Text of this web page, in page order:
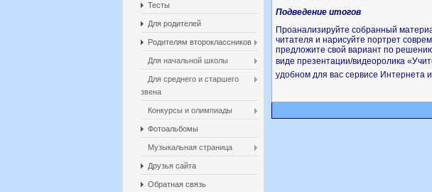
Тесты
Для родителей
Родителям второклассников
Для начальной школы
Для среднего и старшего
звена
Конкурсы и олимпиады
Фотоальбомы
Музыкальная страница
Друзья сайта
Обратная связь
Подведение итогов
Проанализируйте собранный
читателя и нарисуйте портрет
предложите свой вариант по
виде презентации/видеоролика
удобном для вас сервисе Интернета